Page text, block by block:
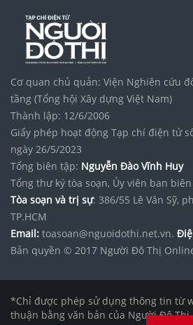
Cơ quan chủ quản: Viện Nghiên cứu
tầng (Tổng hội Xây dựng Việt Nam)
Thành lập: 12/6/2006
Giấy phép hoạt động Tạp chí điện tử
ngày 26/5/2023
Tổng biên tập: Nguyễn Đào Vĩnh Huy
Tổng thư ký tòa soạn, Ủy viên ban
Tòa soạn và trị sự: 386/55 Lê Văn Sỹ,
TP.HCM
Email: toasoan@nguoidothi.net.vn.
Bản quyền © 2017 Người Đô Thị
*Chỉ được phép sử dụng thông tin từ
thuận bằng văn bản của Người Đô Thị.